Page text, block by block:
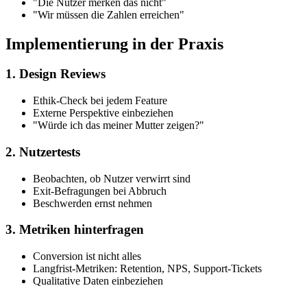
"Wir müssen die Zahlen erreichen"
Implementierung in der Praxis
1. Design Reviews
Ethik-Check bei jedem Feature
Externe Perspektive einbeziehen
"Würde ich das meiner Mutter zeigen?"
2. Nutzertests
Beobachten, ob Nutzer verwirrt sind
Exit-Befragungen bei Abbruch
Beschwerden ernst nehmen
3. Metriken hinterfragen
Conversion ist nicht alles
Langfrist-Metriken: Retention, NPS, Support-Tickets
Qualitative Daten einbeziehen